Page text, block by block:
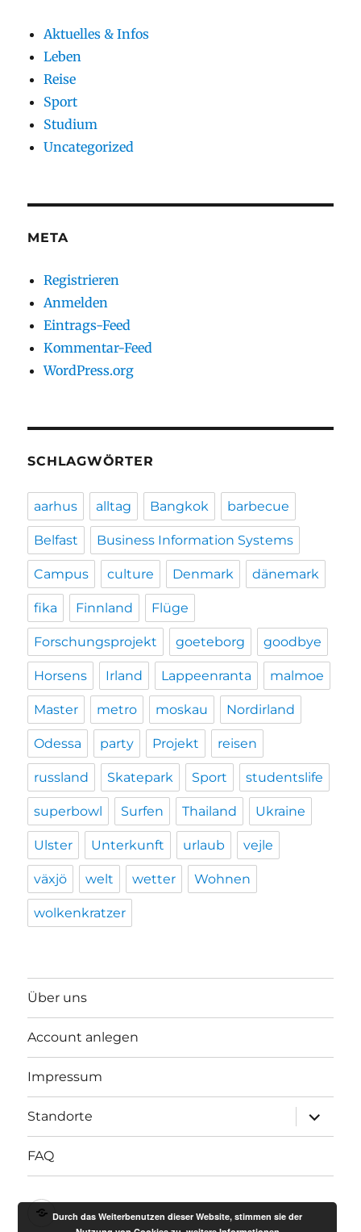
Aktuelles & Infos
Leben
Reise
Sport
Studium
Uncategorized
META
Registrieren
Anmelden
Eintrags-Feed
Kommentar-Feed
WordPress.org
SCHLAGWÖRTER
aarhus alltag Bangkok barbecue
Belfast Business Information Systems
Campus culture Denmark dänemark
fika Finnland Flüge
Forschungsprojekt goeteborg goodbye
Horsens Irland Lappeenranta malmoe
Master metro moskau Nordirland
Odessa party Projekt reisen
russland Skatepark Sport studentslife
superbowl Surfen Thailand Ukraine
Ulster Unterkunft urlaub vejle
växjö welt wetter Wohnen
wolkenkratzer
Über uns
Account anlegen
Impressum
Standorte
anzeigen
FAQ
Impressum
Durch das Weiterbenutzen dieser Website, stimmen sie der